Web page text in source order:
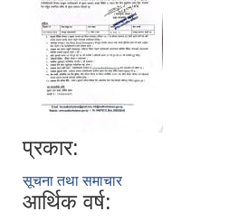
प्रकार:
सूचना तथा समाचार
आर्थिक वर्ष: